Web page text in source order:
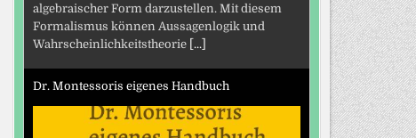
algebraischer Form darzustellen. Mit diesem
Formalismus können Aussagenlogik und
Wahrscheinlichkeitstheorie [...]
Dr. Montessoris eigenes Handbuch